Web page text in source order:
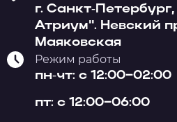
г. Санкт-
Атриум". Невский
Маяковская
Режим работы
пн-чт: с 12:00–02:00
пт: с 12:00–06:00